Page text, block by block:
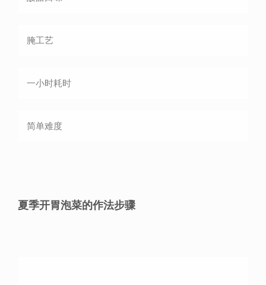
腌工艺
一小时耗时
简单难度
夏季开胃泡菜的作法步骤